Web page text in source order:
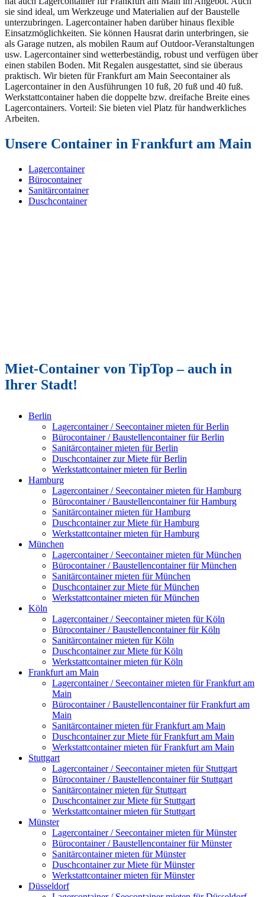
sie sind ideal, um Werkzeuge und Materialien auf der Baustelle
unterzubringen. Lagercontainer haben darüber hinaus flexible
Einsatzmöglichkeiten. Sie können Hausrat darin unterbringen, sie
als Garage nutzen, als mobilen Raum auf Outdoor-Veranstaltungen
usw. Lagercontainer sind wetterbeständig, robust und verfügen über
einen stabilen Boden. Mit Regalen ausgestattet, sind sie überaus
praktisch. Wir bieten für Frankfurt am Main Seecontainer als
Lagercontainer in den Ausführungen 10 fuß, 20 fuß und 40 fuß.
Werkstattcontainer haben die doppelte bzw. dreifache Breite eines
Lagercontainers. Vorteil: Sie bieten viel Platz für handwerkliches
Arbeiten.
Unsere Container in Frankfurt am Main
Lagercontainer
Bürocontainer
Sanitärcontainer
Duschcontainer
Miet-Container von TipTop – auch in
Ihrer Stadt!
Berlin
Lagercontainer / Seecontainer mieten für Berlin
Bürocontainer / Baustellencontainer für Berlin
Sanitärcontainer mieten für Berlin
Duschcontainer zur Miete für Berlin
Werkstattcontainer mieten für Berlin
Hamburg
Lagercontainer / Seecontainer mieten für Hamburg
Bürocontainer / Baustellencontainer für Hamburg
Sanitärcontainer mieten für Hamburg
Duschcontainer zur Miete für Hamburg
Werkstattcontainer mieten für Hamburg
München
Lagercontainer / Seecontainer mieten für München
Bürocontainer / Baustellencontainer für München
Sanitärcontainer mieten für München
Duschcontainer zur Miete für München
Werkstattcontainer mieten für München
Köln
Lagercontainer / Seecontainer mieten für Köln
Bürocontainer / Baustellencontainer für Köln
Sanitärcontainer mieten für Köln
Duschcontainer zur Miete für Köln
Werkstattcontainer mieten für Köln
Frankfurt am Main
Lagercontainer / Seecontainer mieten für Frankfurt am
Main
Bürocontainer / Baustellencontainer für Frankfurt am
Main
Sanitärcontainer mieten für Frankfurt am Main
Duschcontainer zur Miete für Frankfurt am Main
Werkstattcontainer mieten für Frankfurt am Main
Stuttgart
Lagercontainer / Seecontainer mieten für Stuttgart
Bürocontainer / Baustellencontainer für Stuttgart
Sanitärcontainer mieten für Stuttgart
Duschcontainer zur Miete für Stuttgart
Werkstattcontainer mieten für Stuttgart
Münster
Lagercontainer / Seecontainer mieten für Münster
Bürocontainer / Baustellencontainer für Münster
Sanitärcontainer mieten für Münster
Duschcontainer zur Miete für Münster
Werkstattcontainer mieten für Münster
Düsseldorf